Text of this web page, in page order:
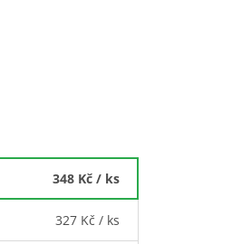
348 Kč / ks
327 Kč / ks